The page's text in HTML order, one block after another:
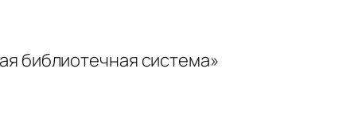
библиотечная система»